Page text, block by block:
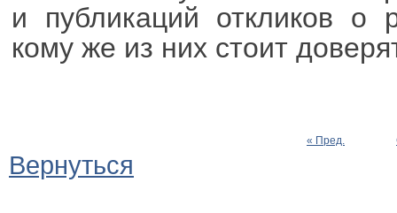
и публикаций откликов о
кому же из них стоит
« Пред.
Вернуться